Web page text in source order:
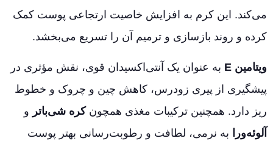
می‌کند. این کرم به افزایش خاصیت ارتجاعی پوست کمک
کرده و روند بازسازی و ترمیم آن را تسریع می‌بخشد.
ویتامین E
به عنوان یک آنتی‌اکسیدان قوی، نقش مؤثری در
پیشگیری از پیری زودرس، کاهش چین و چروک و خطوط
ریز دارد. همچنین ترکیبات مغذی همچونکره شی‌باتر و
آلوئه‌ورا
به نرمی، لطافت و رطوبت‌رسانی بهتر پوست